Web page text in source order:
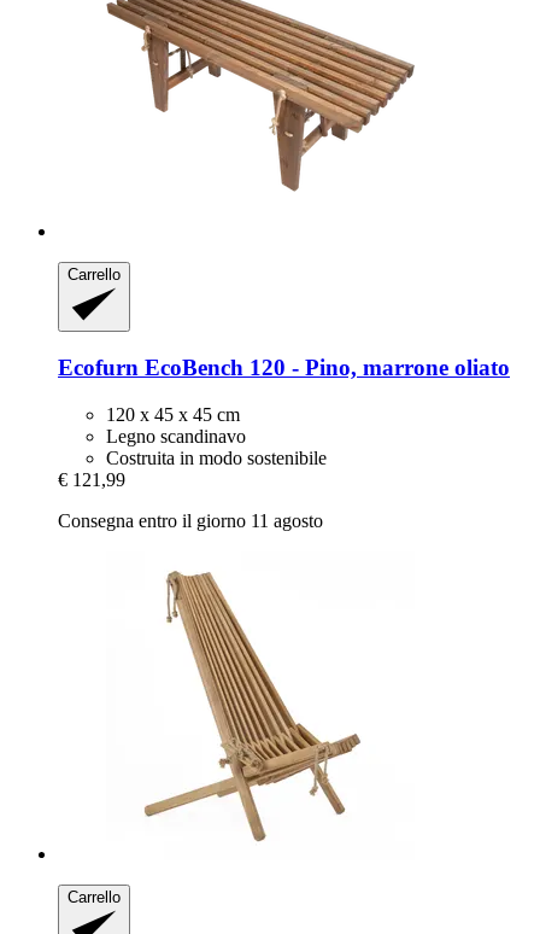
Carrello
Ecofurn EcoBench 120 -​ Pino, marrone oliato
120 x 45 x 45 cm
Legno scandinavo
Costruita in modo sostenibile
€ 121,99
Consegna entro il giorno 11 agosto
Carrello